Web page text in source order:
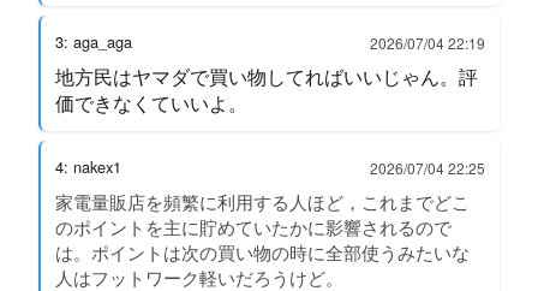
3: aga_aga 2026/07/04 22:19
地方民はヤマダで買い物してればいいじゃん。評
価できなくていいよ。
4: nakex1 2026/07/04 22:25
家電量販店を頻繁に利用する人ほど，これまでどこ
のポイントを主に貯めていたかに影響されるので
は。ポイントは次の買い物の時に全部使うみたいな
人はフットワーク軽いだろうけど。